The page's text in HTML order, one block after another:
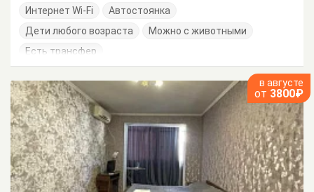
Интернет Wi-Fi
Автостоянка
Дети любого возраста
Можно с животными
Есть трансфер
в августе
от 3800₽